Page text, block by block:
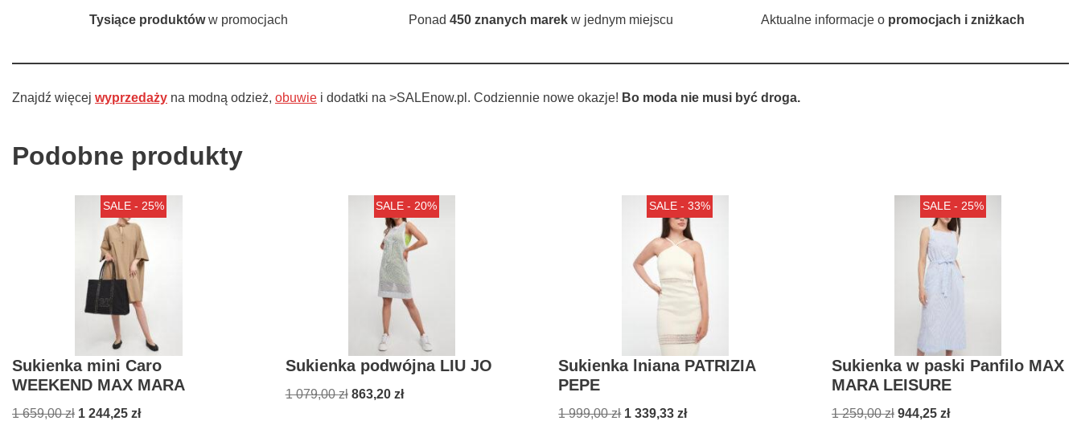
Tysiące produktóww promocjach Ponad 450 znanych marekw jednym miejscu Aktualne informacje o promocjach i zniżkach
Znajdź więcej wyprzedaży na modną odzież, obuwie i dodatki na >SALEnow.pl. Codziennie nowe okazje! Bo moda nie musi być droga.
Podobne produkty
SALE - 25%
Sukienka mini Caro
WEEKEND MAX MARA
1 659,00zł 1 244,25 zł
SALE - 20%
Sukienka podwójna LIU JO
1 079,00zł 863,20 zł
SALE - 33%
Sukienka lniana PATRIZIA
PEPE
1 999,00zł 1 339,33zł
SALE - 25%
Sukienka w paski Panfilo MAX
MARA LEISURE
1 259,00zł 944,25 zł